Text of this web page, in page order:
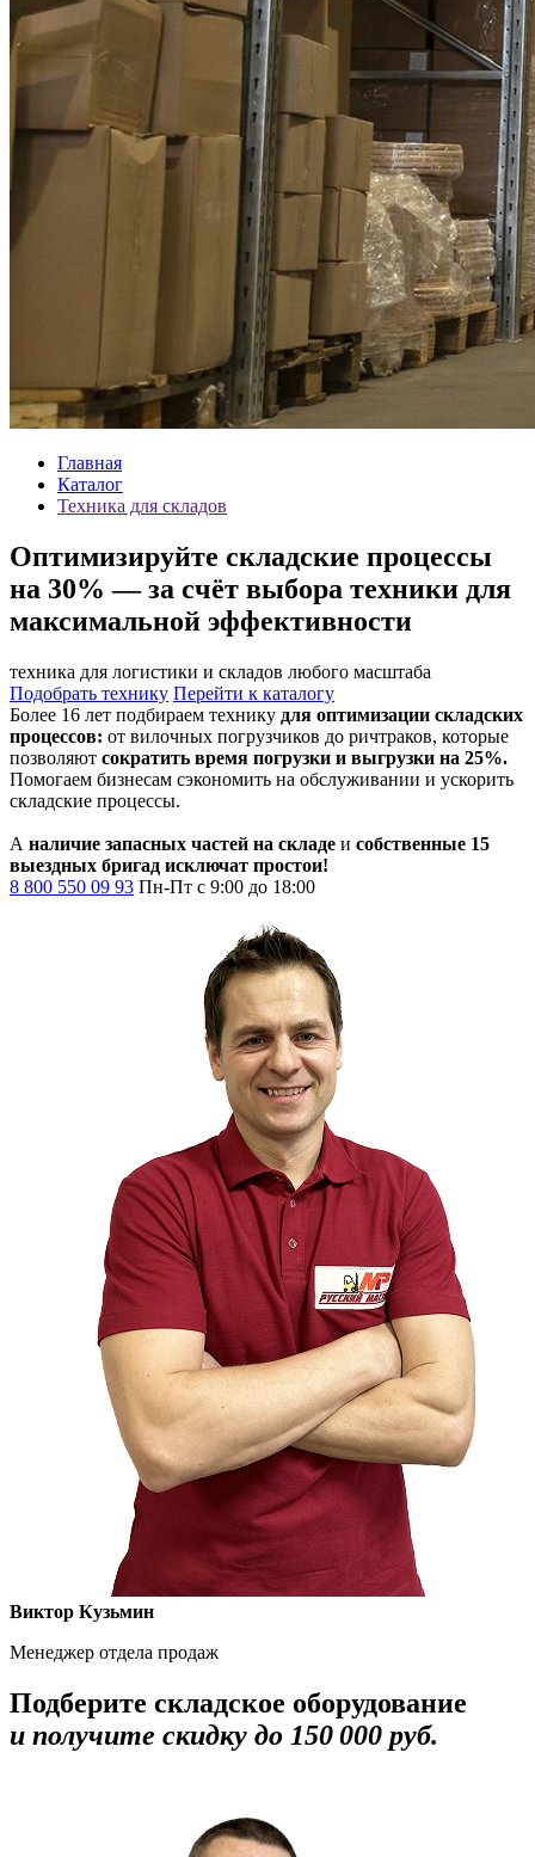
Главная
Каталог
Техника для складов
Оптимизируйте складские процессы
на 30% — за счёт выбора техники для
максимальной эффективности
техника для логистики и складов любого масштаба
Подобрать технику Перейти к каталогу
Более 16 лет подбираем технику для оптимизации складских
процессов: от вилочных погрузчиков до ричтраков, которые
позволяют сократить время погрузки и выгрузки на 25%.
Помогаем бизнесам сэкономить на обслуживании и ускорить
складские процессы.
А наличие запасных частей на складе и собственные 15
выездных бригад исключат простои!
8 800 550 09 93 Пн-Пт с 9:00 до 18:00
Виктор Кузьмин
Менеджер отдела продаж
Подберите складское оборудование
и получите скидку до 150 000 руб.